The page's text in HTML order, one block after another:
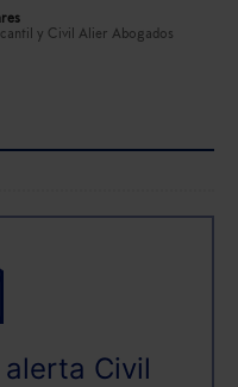
y Civil Alier Abogados
Civil